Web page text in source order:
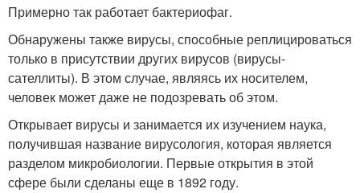
Примерно так работает бактериофаг.
Обнаружены также вирусы, способные реплицироваться
только в присутствии других вирусов (вирусы-
сателлиты). В этом случае, являясь их носителем,
человек может даже не подозревать об этом.
Открывает вирусы и занимается их изучением наука,
получившая название вирусология, которая является
разделом микробиологии. Первые открытия в этой
сфере были сделаны еще в 1892 году.